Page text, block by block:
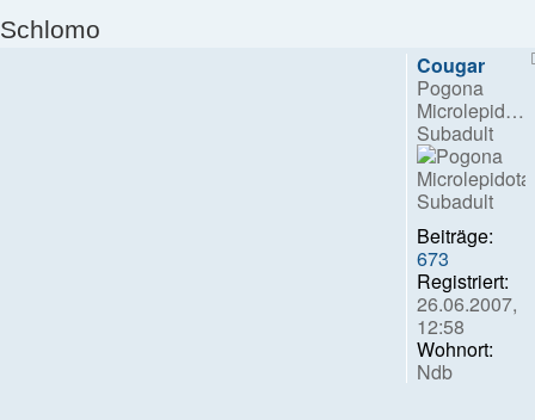
Schlomo
Cougar
Pogona
Microlepidota
Subadult
Beiträge:
673
Registriert:
26.06.2007,
12:58
Wohnort:
Ndb